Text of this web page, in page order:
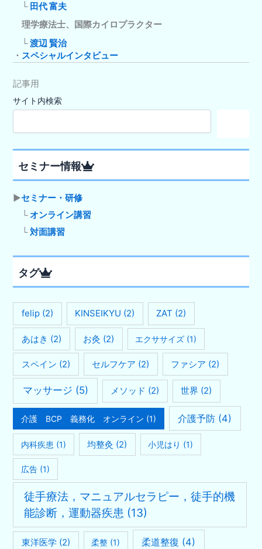
└ 田代 富夫
理学療法士、国際カイロプラクター
└渡辺 賢治
・ スペシャルインタビュー
記事用
サイト内検索
セミナー情報
▶セミナー・研修
└オンライン講習
└対面講習
タグ
felip (2) KINSEIKYU (2) ZAT (2)
あはき (2) お灸 (2) エクササイズ (1)
スペイン (2) セルフケア (2) ファシア (2)
マッサージ (5) メソッド (2) 世界 (2)
介護 BCP 義務化 オンライン (1) 介護予防 (4)
内科疾患 (1) 均整灸 (2) 小児はり (1)
広告 (1)
徒手療法，マニュアルセラピー，徒手的機
能診断，運動器疾患 (13)
東洋医学 (2) 柔整 (1) 柔道整復 (4)